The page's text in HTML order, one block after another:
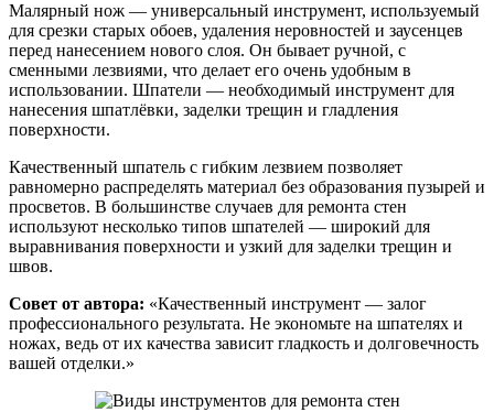
Малярный нож — универсальный инструмент, используемый
для срезки старых обоев, удаления неровностей и заусенцев
перед нанесением нового слоя. Он бывает ручной, с
сменными лезвиями, что делает его очень удобным в
использовании. Шпатели — необходимый инструмент для
нанесения шпатлёвки, заделки трещин и гладления
поверхности.
Качественный шпатель с гибким лезвием позволяет
равномерно распределять материал без образования пузырей и
просветов. В большинстве случаев для ремонта стен
используют несколько типов шпателей — широкий для
выравнивания поверхности и узкий для заделки трещин и
швов.
Совет от автора: «Качественный инструмент — залог
профессионального результата. Не экономьте на шпателях и
ножах, ведь от их качества зависит гладкость и долговечность
вашей отделки.»